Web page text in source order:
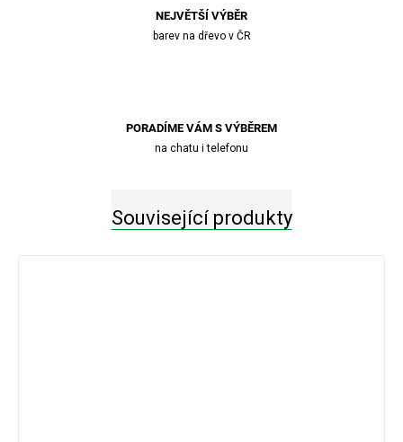
NEJVĚTŠÍ VÝBĚR
barev na dřevo v ČR
PORADÍME VÁM S VÝBĚREM
na chatu i telefonu
Související produkty